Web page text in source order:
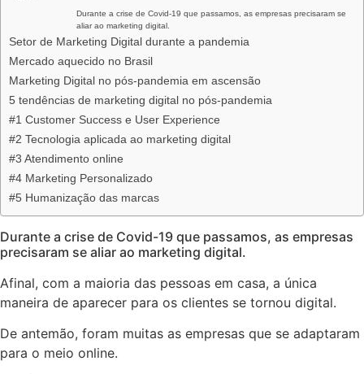
Durante a crise de Covid-19 que passamos, as empresas precisaram se
aliar ao marketing digital.
Setor de Marketing Digital durante a pandemia
Mercado aquecido no Brasil
Marketing Digital no pós-pandemia em ascensão
5 tendências de marketing digital no pós-pandemia
#1 Customer Success e User Experience
#2 Tecnologia aplicada ao marketing digital
#3 Atendimento online
#4 Marketing Personalizado
#5 Humanização das marcas
Durante a crise de Covid-19 que passamos, as empresas
precisaram se aliar ao marketing digital.
Afinal, com a maioria das pessoas em casa, a única
maneira de aparecer para os clientes se tornou digital.
De antemão, foram muitas as empresas que se adaptaram
para o meio online.